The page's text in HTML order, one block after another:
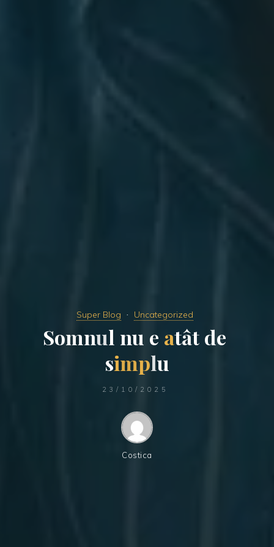
Super Blog Uncategorized
Somnul nu e atât de
simplu
23/10/2025
Costica